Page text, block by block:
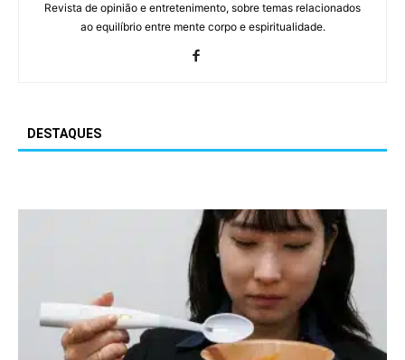
Revista de opinião e entretenimento, sobre temas relacionados
ao equilíbrio entre mente corpo e espiritualidade.
DESTAQUES